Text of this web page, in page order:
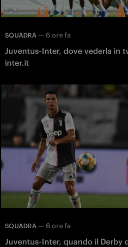
SQUADRA — 6 ore fa
Juventus-Inter, dove vederla in
inter.it
SQUADRA — 6 ore fa
Juventus-Inter, quando il Derby